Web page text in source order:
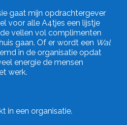
gaat mijn opdrachtergever
voor alle A4tjes een lijstje
vellen vol complimenten
gaan. Of er wordt een Wal
in de organisatie opdat
energie de mensen
werk.
in een organisatie.